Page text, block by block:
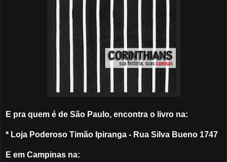
E pra quem é de São Paulo, encontra o livro na:
* Loja Poderoso Timão Ipiranga - Rua Silva Bueno 1747
E em Campinas na: